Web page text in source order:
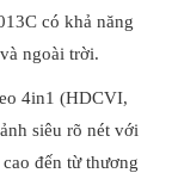
có khả năng
ngoài trời.
4in1 (HDCVI,
siêu rõ nét với
đến từ thương